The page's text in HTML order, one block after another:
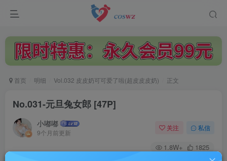
首页 明细 Vol.032 皮皮奶可可爱了啦(超皮皮皮奶) 正文
No.031-元旦兔女郎 [47P]
小嘟嘟
9个月前更新
关注 私信
1.8W+ 1825